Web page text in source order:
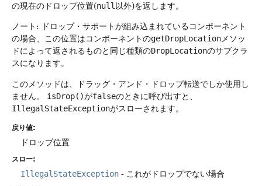
の現在のドロップ位置(null 以外)を返します。
ノート: ドロップ・サポートが組み込まれているコンポーネント
の場合、この位置はコンポーネントのgetDropLocationメソッ
ドによって返されるものと同じ種類のDropLocationのサブクラ
スになります。
このメソッドは、ドラッグ・アンド・ドロップ転送でしか使用し
ません。
isDrop()がfalseのときに呼び出すと、
IllegalStateExceptionがスローされます。
戻り値:
ドロップ位置
スロー:
IllegalStateException - これがドロップでない場合